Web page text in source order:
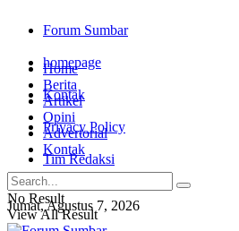
Forum Sumbar
homepage
Kontak
Privacy Policy
Tim Redaksi
Jumat, Agustus 7, 2026
Home
Berita
Artikel
Opini
Advertorial
Kontak
No Result
View All Result